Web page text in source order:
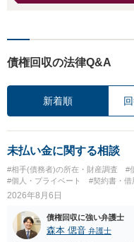
債権回収の法律Q&A
新着順
未払い金に関する相談
#相手(債務者)の所在・財産調査 #
#個人・プライベート
#契約書・借
2026年8月6日
債権回収に強い弁護士
森本 偲音 弁護士